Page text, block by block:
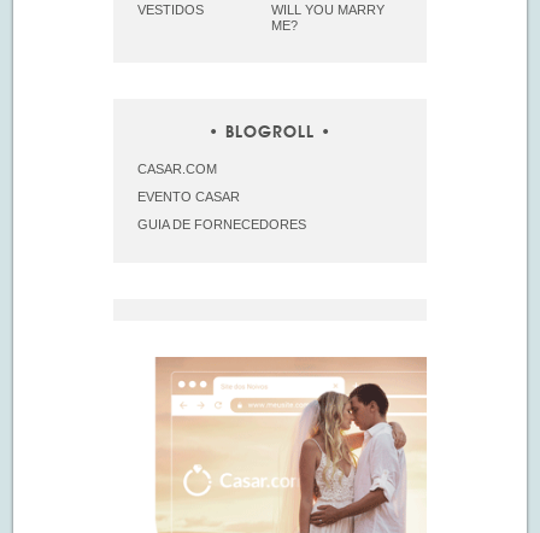
VESTIDOS
WILL YOU MARRY
ME?
BLOGROLL
CASAR.COM
EVENTO CASAR
GUIA DE FORNECEDORES